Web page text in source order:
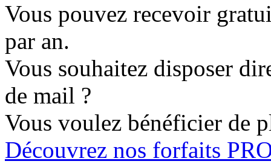
Vous pouvez recevoir
par an.
Vous souhaitez disposer
de mail ?
Vous voulez bénéficier de
Découvrez nos forfaits